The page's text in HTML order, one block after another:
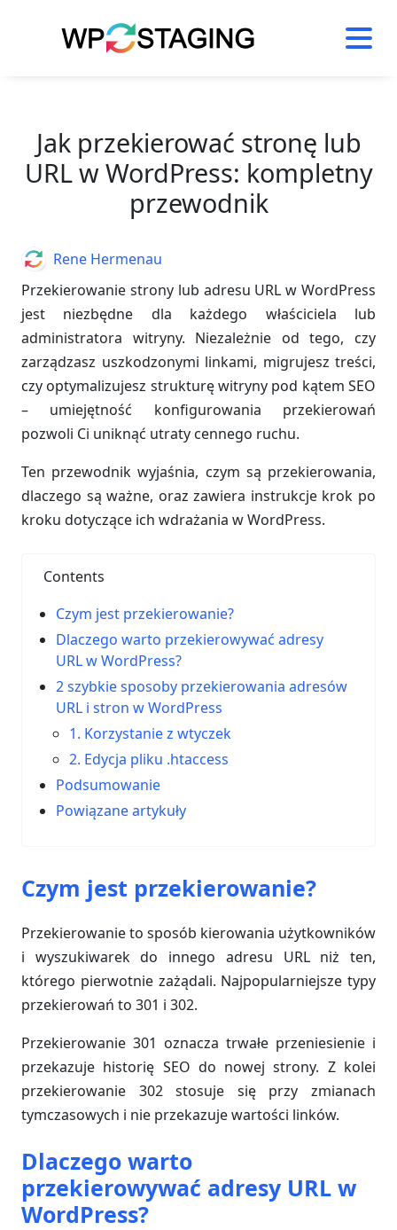
Jak przekierować stronę lub
URL w WordPress: kompletny
przewodnik
Przekierowanie strony lub adresu URL w WordPress
jest niezbędne dla każdego właściciela lub
administratora witryny. Niezależnie od tego, czy
zarządzasz uszkodzonymi linkami, migrujesz treści,
czy optymalizujesz strukturę witryny pod kątem SEO
– umiejętność konfigurowania przekierowań
pozwoli Ci uniknąć utraty cennego ruchu.
Ten przewodnik wyjaśnia, czym są przekierowania,
dlaczego są ważne, oraz zawiera instrukcje krok po
kroku dotyczące ich wdrażania w WordPress.
Contents
Czym jest przekierowanie?
Dlaczego warto przekierowywać adresy
URL w WordPress?
2 szybkie sposoby przekierowania adresów
URL i stron w WordPress
1. Korzystanie z wtyczek
2. Edycja pliku .htaccess
Podsumowanie
Powiązane artykuły
Czym jest przekierowanie?
Przekierowanie to sposób kierowania użytkowników
i wyszukiwarek do innego adresu URL niż ten,
którego pierwotnie zażądali. Najpopularniejsze typy
przekierowań to 301 i 302.
Przekierowanie 301 oznacza trwałe przeniesienie i
przekazuje historię SEO do nowej strony. Z kolei
przekierowanie 302 stosuje się przy zmianach
tymczasowych i nie przekazuje wartości linków.
Dlaczego warto
przekierowywać adresy URL w
WordPress?
AuthorRene Hermenau